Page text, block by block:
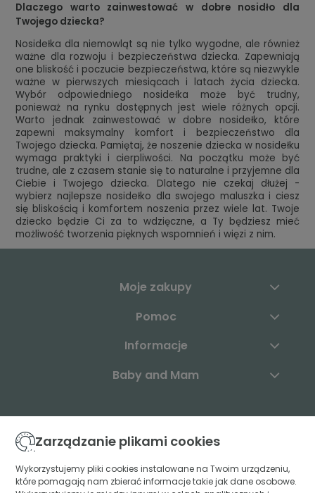
Dlaczego warto zainwestować w dobre nosidło dla
Twojego dziecka?
Nosidełka dla niemowląt są nie tylko wygodne, ale również
ważne dla rozwoju i bezpieczeństwa dziecka. Zapewniają
one bliskość i poczucie bezpieczeństwa, które są niezwykle
ważne w pierwszych miesiącach i latach życia dziecka.
Wybór odpowiedniego nosidełka może być trudny,
ponieważ na rynku dostępnych jest wiele różnych opcji.
Warto jednak zainwestować w dobre nosidełko, które
zapewni maksymalny komfort i bezpieczeństwo dla
Twojego dziecka. Pamiętaj, że noszenie dziecka w nosidełku
wymaga praktyki i cierpliwości. Na początku może być
trudne, ale z czasem stanie się to naturalne i przyjemne dla
Ciebie i Twojego dziecka. Dlatego nie czekaj dłużej -
wybierz najlepsze nosidełko dla swojego maluszka i ciesz
się bliskością i komfortem noszenia przez wiele lat. Twoje
dziecko będzie Ci za to wdzięczne, a Ty będziesz mieć
możliwość tworzenia pięknych wspomnień i więzi z nim.
Moje zakupy
Pomoc
Informacje
Baby and Mam
+48 883 003 904
kontakt@babyandmam.pl
Zarządzanie plikami cookies
Wykorzystujemy pliki cookies instalowane na Twoim urządzeniu,
które pomagają nam zbierać informacje takie jak dane osobowe.